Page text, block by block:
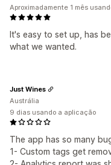
It's easy to set up, has
what we wanted.
Aproximadamente 1 mês
The app has so many
1- Custom tags get
Just Wines
Austrália
9 dias usando a aplicação